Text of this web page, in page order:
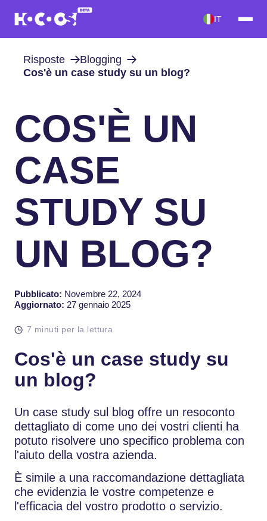
IT
Risposte
Blogging
Cos'è un case study su un blog?
COS'È UN
CASE
STUDY SU
UN BLOG?
Pubblicato: Novembre 22, 2024
Aggiornato: 27 gennaio 2025
7 minuti per la lettura
Cos'è un case study su
un blog?
Un case study sul blog offre un resoconto
dettagliato di come uno dei vostri clienti ha
potuto risolvere uno specifico problema con
l'aiuto della vostra azienda.
È simile a una raccomandazione dettagliata
che evidenzia le vostre competenze e
l'efficacia del vostro prodotto o servizio.